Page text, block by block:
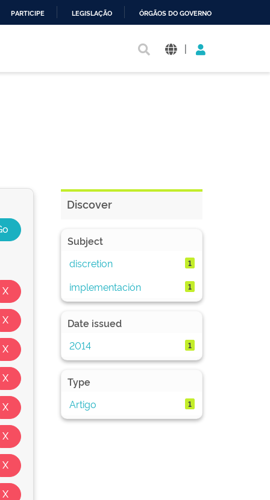
PARTICIPE LEGISLAÇÃO ÓRGÃOS DO GOVERNO
|
Discover
Subject
discretion
1
implementación 1
Date issued
2014
1
Type
Artigo
1